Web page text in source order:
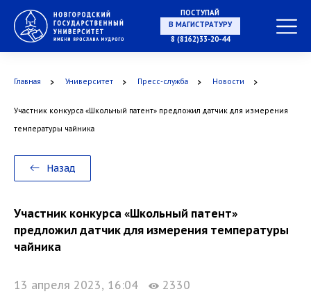
ПОСТУПАЙ
В МАГИСТРАТУРУ
8 (8162)33-20-44
Главная Университет Пресс-служба Новости
Участник конкурса «Школьный патент» предложил датчик для измерения
температуры чайника
Назад
Участник конкурса «Школьный патент»
предложил датчик для измерения температуры
чайника
13 апреля 2023, 16:04 2330